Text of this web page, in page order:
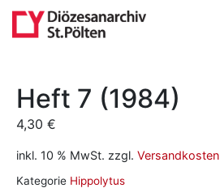
Heft 7 (1984)
4,30 €
inkl. 10 % MwSt. zzgl. Versandkosten
Kategorie Hippolytus